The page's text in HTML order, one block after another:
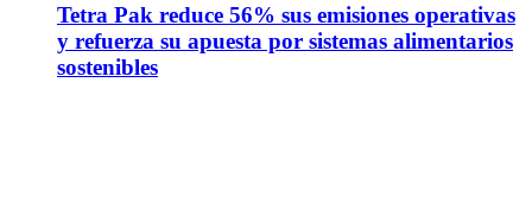
Tetra Pak reduce 56% sus emisiones operativas
y refuerza su apuesta por sistemas alimentarios
sostenibles